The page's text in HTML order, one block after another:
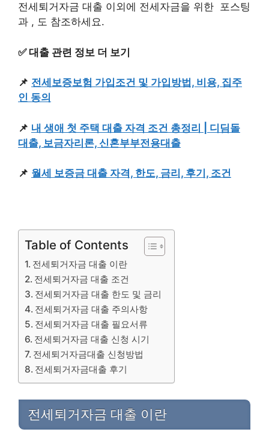
전세퇴거자금 대출 이외에 전세자금을 위한 포스팅
과 , 도 참조하세요.
✅ 대출 관련 정보 더 보기
📌 전세보증보험 가입조건 및 가입방법, 비용, 집주
인 동의
📌 내 생애 첫 주택 대출 자격 조건 총정리 | 디딤돌
대출, 보금자리론, 신혼부부전용대출
📌 월세 보증금 대출 자격, 한도, 금리, 후기, 조건
Table of Contents
전세퇴거자금 대출 이란
전세퇴거자금 대출 조건
전세퇴거자금 대출 한도 및 금리
전세퇴거자금 대출 주의사항
전세퇴거자금 대출 필요서류
​전세퇴거자금 대출 신청 시기
전세퇴거자금대출 신청방법
전세퇴거자금대출 후기
전세퇴거자금 대출 이란